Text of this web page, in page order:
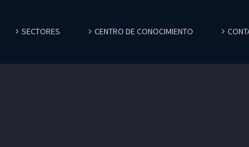
SECTORES CENTRO DE CONOCIMIENTO